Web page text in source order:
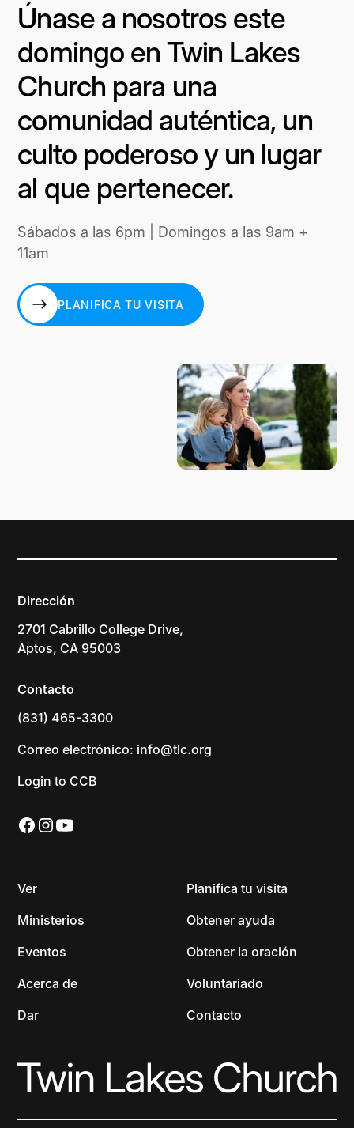
Únase a nosotros este
domingo en Twin Lakes
Church para una
comunidad auténtica, un
culto poderoso y un lugar
al que pertenecer.
Sábados a las 6pm | Domingos a las 9am +
11am
PLANIFICA TU VISITA
Dirección
2701 Cabrillo College Drive,
Aptos, CA 95003
Contacto
(831) 465-3300
Correo electrónico: info@tlc.org
Login to CCB
Ver
Ministerios
Eventos
Acerca de
Dar
Planifica tu visita
Obtener ayuda
Obtener la oración
Voluntariado
Contacto